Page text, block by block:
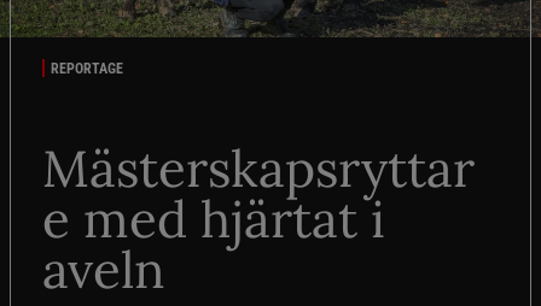
REPORTAGE
Mästerskapsryttar
e med hjärtat i
aveln